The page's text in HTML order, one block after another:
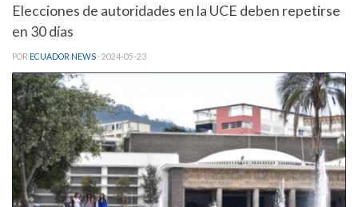
Elecciones de autoridades en la UCE deben repetirse
en 30 días
POR ECUADOR NEWS · 2024-05-23